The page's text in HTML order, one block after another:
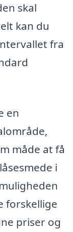
skal
kan du
fra
en
måde at få
i
forskellige
priser og